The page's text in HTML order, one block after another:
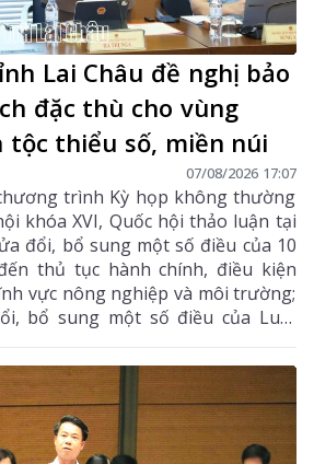
Lai Châu đề nghị bảo
đặc thù cho vùng
tộc thiểu số, miền núi
07/08/2026 17:07
trình Kỳ họp không thường
khóa XVI, Quốc hội thảo luận tại
đổi, bổ sung một số điều của 10
thủ tục hành chính, điều kiện
vực nông nghiệp và môi trường;
bổ sung một số điều của Luật
Luật Viễn thông, Luật Giao dịch
giao công nghệ.